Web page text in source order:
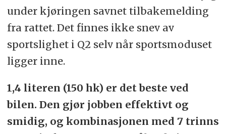
under kjøringen savnet tilbakemelding
fra rattet. Det finnes ikke snev av
sportslighet i Q2 selv når sportsmoduset
ligger inne.
1,4 literen (150 hk) er det beste ved
bilen. Den gjør jobben effektivt og
smidig, og kombinasjonen med 7 trinns